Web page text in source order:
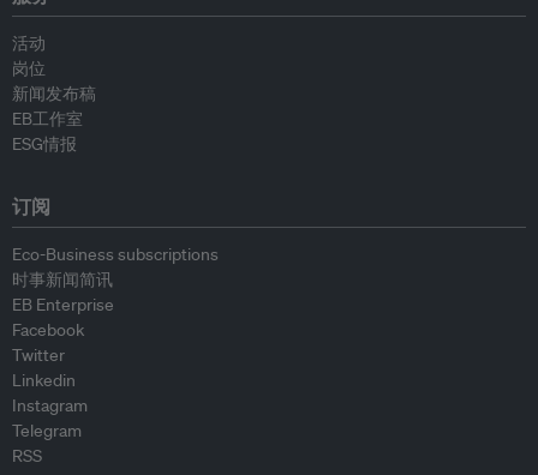
活动
岗位
新闻发布稿
EB工作室
ESG情报
订阅
Eco-Business subscriptions
时事新闻简讯
EB Enterprise
Facebook
Twitter
Linkedin
Instagram
Telegram
RSS